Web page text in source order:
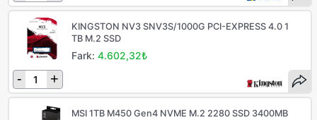
KINGSTON NV3 SNV3S/1000G PCI-EXPRESS 4.0 1
TB M.2 SSD
Fark:4.602,32₺
- +
MSI 1TB M450 Gen4 NVME M.2 2280 SSD 3400MB